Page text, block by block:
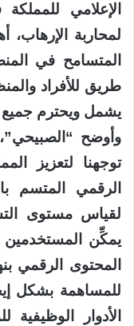
الإعلامي
لمحاربة الإرهاب،
المتسامح في
طريق للأفراد
يشمل ويحترم جميع
وأوضح
توجهنا لتعزيز
الرقمي المتسم
لقياس مستوى
يمكِّن المستخدمين
المحتوى الرقمي
للمساهمة بشكل
الأدوار